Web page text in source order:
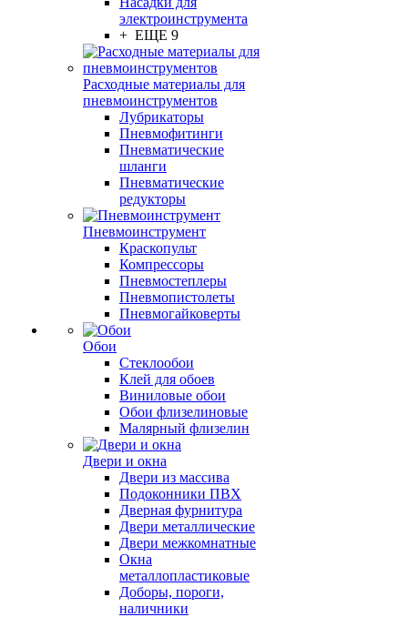
электроинструмента
+ ЕЩЕ 9
Расходные материалы для
пневмоинструментов
Лубрикаторы
Пневмофитинги
Пневматические
шланги
Пневматические
редукторы
Пневмоинструмент
Краскопульт
Компрессоры
Пневмостеплеры
Пневмопистолеты
Пневмогайковерты
Обои
Стеклообои
Клей для обоев
Виниловые обои
Обои флизелиновые
Малярный флизелин
Двери и окна
Двери из массива
Подоконники ПВХ
Дверная фурнитура
Двери металлические
Двери межкомнатные
Окна
металлопластиковые
Доборы, пороги,
наличники